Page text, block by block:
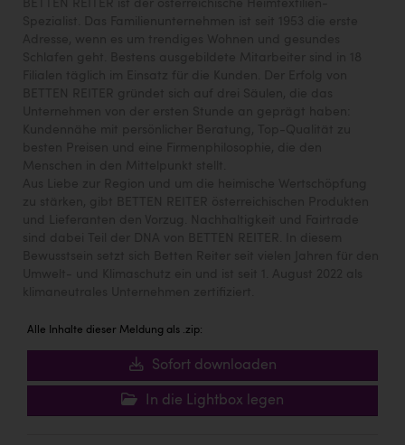
Alle Inhalte dieser Meldung als .zip:
Sofort downloaden
In die Lightbox legen